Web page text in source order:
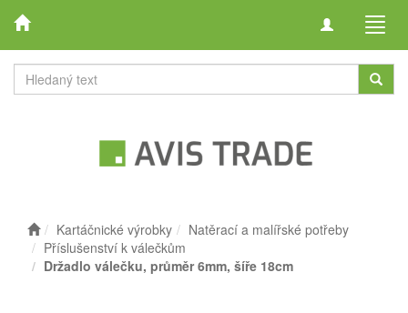
Toggle
Kartáčnické výrobky
Natěrací a malířské potřeby
Příslušenství k válečkům
Držadlo válečku, průměr 6mm, šíře 18cm